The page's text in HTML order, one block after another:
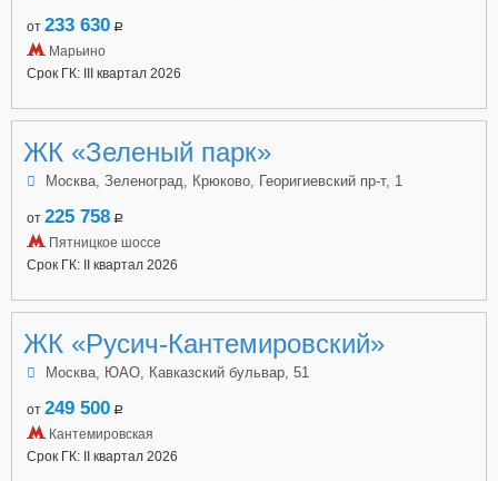
от 233 630 a
Марьино
Срок ГК: III квартал 2026
ЖК «Зеленый парк»
Москва, Зеленоград, Крюково, Георигиевский пр-т, 1
от 225 758 a
Пятницкое шоссе
Срок ГК: II квартал 2026
ЖК «Русич-Кантемировский»
Москва, ЮАО, Кавказский бульвар, 51
от 249 500 a
Кантемировская
Срок ГК: II квартал 2026